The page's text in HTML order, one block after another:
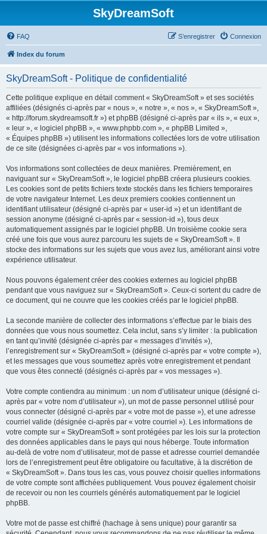
SkyDreamSoft
FAQ Connexion
S’enregistrer
Index du forum
SkyDreamSoft - Politique de confidentialité
Cette politique explique en détail comment « SkyDreamSoft » et ses sociétés
affiliées (désignés ci-après par « nous », « notre », « nos », « SkyDreamSoft »,
« http://forum.skydreamsoft.fr ») et phpBB (désigné ci-après par « ils », « eux »,
« leur », « logiciel phpBB », « www.phpbb.com », « phpBB Limited »,
« Équipes phpBB ») utilisent les informations collectées lors de votre utilisation
de ce site (désignées ci-après par « vos informations »).
Vos informations sont collectées de deux manières. Premièrement, en
naviguant sur « SkyDreamSoft », le logiciel phpBB créera plusieurs cookies.
Les cookies sont de petits fichiers texte stockés dans les fichiers temporaires
de votre navigateur Internet. Les deux premiers cookies contiennent un
identifiant utilisateur (désigné ci-après par « user-id ») et un identifiant de
session anonyme (désigné ci-après par « session-id »), tous deux
automatiquement assignés par le logiciel phpBB. Un troisième cookie sera
créé une fois que vous aurez parcouru les sujets de « SkyDreamSoft ». Il
stocke des informations sur les sujets que vous avez lus, améliorant ainsi votre
expérience utilisateur.
Nous pouvons également créer des cookies externes au logiciel phpBB
pendant que vous naviguez sur « SkyDreamSoft ». Ceux-ci sortent du cadre de
ce document, qui ne couvre que les cookies créés par le logiciel phpBB.
La seconde manière de collecter des informations s’effectue par le biais des
données que vous nous soumettez. Cela inclut, sans s’y limiter : la publication
en tant qu’invité (désignée ci-après par « messages d’invités »),
l’enregistrement sur « SkyDreamSoft » (désigné ci-après par « votre compte »),
et les messages que vous soumettez après votre enregistrement et pendant
que vous êtes connecté (désignés ci-après par « vos messages »).
Votre compte contiendra au minimum : un nom d’utilisateur unique (désigné ci-
après par « votre nom d’utilisateur »), un mot de passe personnel utilisé pour
vous connecter (désigné ci-après par « votre mot de passe »), et une adresse
courriel valide (désignée ci-après par « votre courriel »). Les informations de
votre compte sur « SkyDreamSoft » sont protégées par les lois sur la protection
des données applicables dans le pays qui nous héberge. Toute information
au-delà de votre nom d’utilisateur, mot de passe et adresse courriel demandée
lors de l’enregistrement peut être obligatoire ou facultative, à la discrétion de
« SkyDreamSoft ». Dans tous les cas, vous pouvez choisir quelles informations
de votre compte sont affichées publiquement. Vous pouvez également choisir
de recevoir ou non les courriels générés automatiquement par le logiciel
phpBB.
Votre mot de passe est chiffré (hachage à sens unique) pour garantir sa